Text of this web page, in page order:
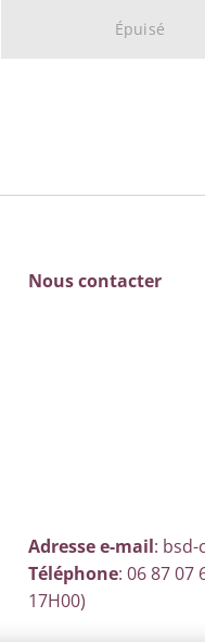
Épuisé
Nous contacter
Adresse e-mail:
Téléphone: 06 87 07
17H00)